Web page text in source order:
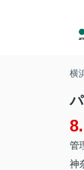
横
管
神